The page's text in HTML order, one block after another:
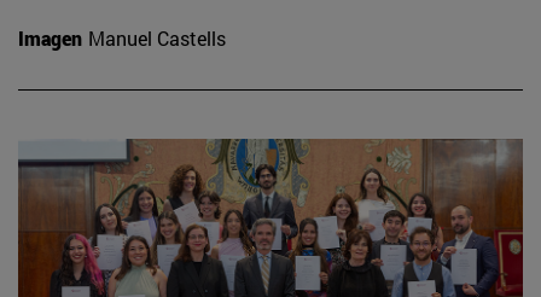
Imagen Manuel Castells